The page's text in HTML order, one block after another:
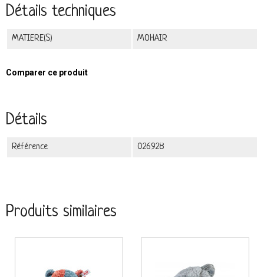
Détails techniques
MATIERE(S) MOHAIR
Comparer ce produit
Détails
Référence 026928
Produits similaires